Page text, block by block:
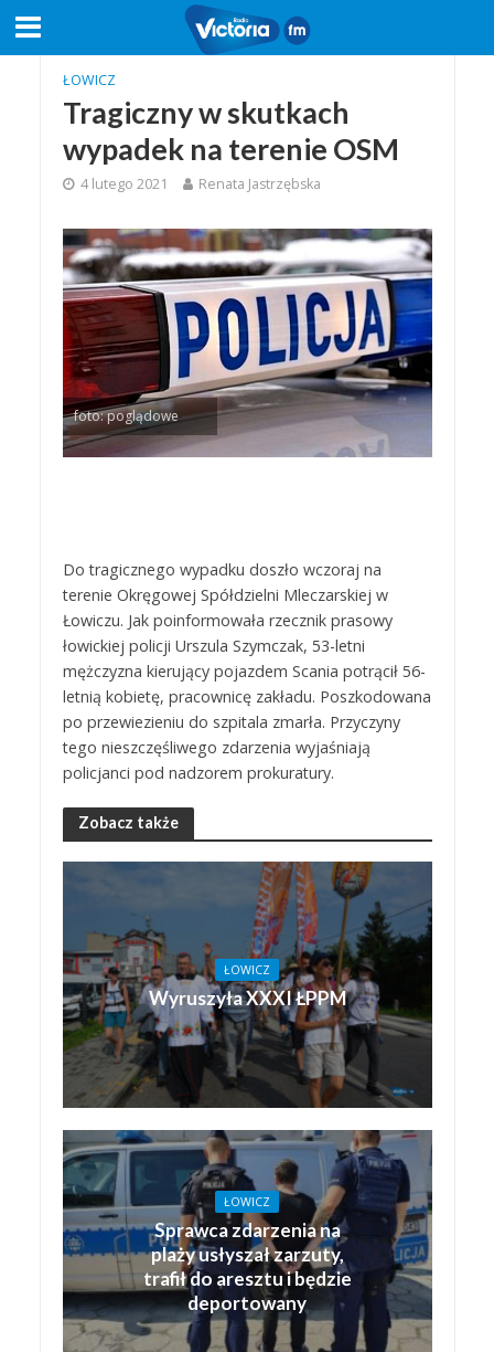
ŁOWICZ
Tragiczny w skutkach
wypadek na terenie OSM
4 lutego 2021 Renata Jastrzębska
foto: poglądowe
Do tragicznego wypadku doszło wczoraj na
terenie Okręgowej Spółdzielni Mleczarskiej w
Łowiczu. Jak poinformowała rzecznik prasowy
łowickiej policji Urszula Szymczak, 53-letni
mężczyzna kierujący pojazdem Scania potrącił 56-
letnią kobietę, pracownicę zakładu. Poszkodowana
po przewiezieniu do szpitala zmarła. Przyczyny
tego nieszczęśliwego zdarzenia wyjaśniają
policjanci pod nadzorem prokuratury.
Zobacz także
ŁOWICZ
Wyruszyła XXXI ŁPPM
ŁOWICZ
Sprawca zdarzenia na
plaży usłyszał zarzuty,
trafił do aresztu i będzie
deportowany